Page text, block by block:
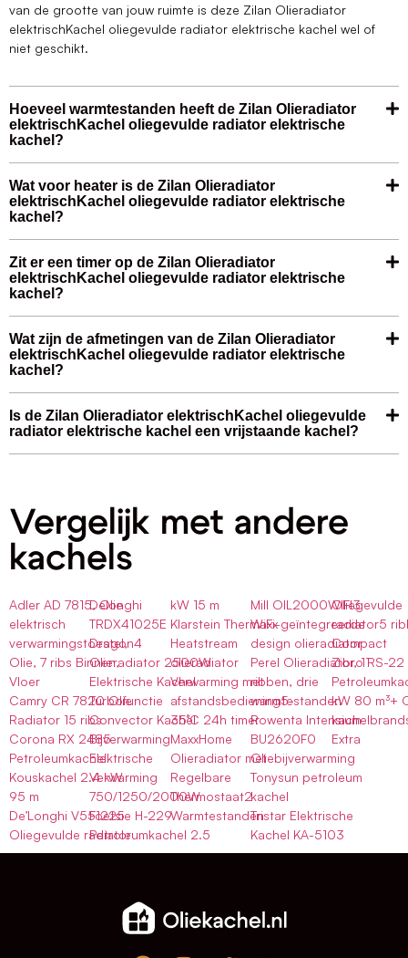
van de grootte van jouw ruimte is deze Zilan Olieradiator
elektrischKachel oliegevulde radiator elektrische kachel wel of
niet geschikt.
Hoeveel warmtestanden heeft de Zilan Olieradiator
elektrischKachel oliegevulde radiator elektrische
kachel?
Wat voor heater is de Zilan Olieradiator
elektrischKachel oliegevulde radiator elektrische
kachel?
Zit er een timer op de Zilan Olieradiator
elektrischKachel oliegevulde radiator elektrische
kachel?
Wat zijn de afmetingen van de Zilan Olieradiator
elektrischKachel oliegevulde radiator elektrische
kachel?
Is de Zilan Olieradiator elektrischKachel oliegevulde
radiator elektrische kachel een vrijstaande kachel?
Vergelijk met andere
kachels
Adler AD 7815, Olie
elektrisch
verwarmingstoestel,
Olie, 7 ribs Binnen,
Vloer
Camry CR 7820 Olie
Radiator 15 ribs
Corona RX 2485
Petroleumkachel
Kouskachel 2.4 kW
95 m
De’Longhi V551225
Oliegevulde radiator
Delonghi
TRDX41025E
Dragon4
Olieradiator 2500W
Elektrische Kachel
Turbofunctie
Convector Kachel
Bijverwarming
Elektrische
Verwarming
750/1250/2000W
Foetsie H-229
Petroleumkachel 2.5
kW 15 m
Klarstein Thermaxx
Heatstream
olieradiator
Verwarming met
afstandsbediening5-
35°C 24h timer
MaxxHome
Olieradiator met
Regelbare
Thermostaat2
Warmtestanden
Mill OIL2000WIFI3
WiFi-geïntegreerde
design olieradiator
Perel Olieradiator, 11
ribben, drie
warmtestanden
Rowenta Intensium
BU2620F0
Oliebijverwarming
Tonysun petroleum
kachel
Tristar Elektrische
Kachel KA-5103
Oliegevulde
radiator5
Compact
Zibro RS-22
kW 80 m³+
Extra